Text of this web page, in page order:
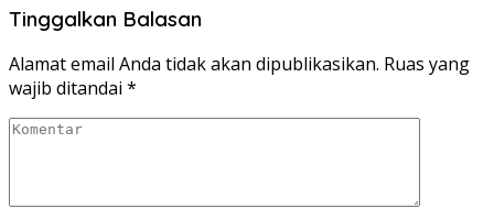
Tinggalkan Balasan
Alamat email Anda tidak akan dipublikasikan. Ruas yang
wajib ditandai *